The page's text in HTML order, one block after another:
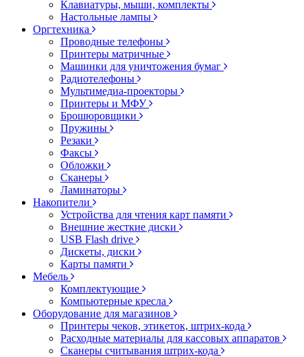
Клавиатуры, мыши, комплекты
Настольные лампы
Оргтехника
Проводные телефоны
Принтеры матричные
Машинки для уничтожения бумаг
Радиотелефоны
Мультимедиа-проекторы
Принтеры и МФУ
Брошюровщики
Пружины
Резаки
Факсы
Обложки
Сканеры
Ламинаторы
Накопители
Устройства для чтения карт памяти
Внешние жесткие диски
USB Flash drive
Дискеты, диски
Карты памяти
Мебель
Комплектующие
Компьютерные кресла
Оборудование для магазинов
Принтеры чеков, этикеток, штрих-кода
Расходные материалы для кассовых аппаратов
Сканеры считывания штрих-кода